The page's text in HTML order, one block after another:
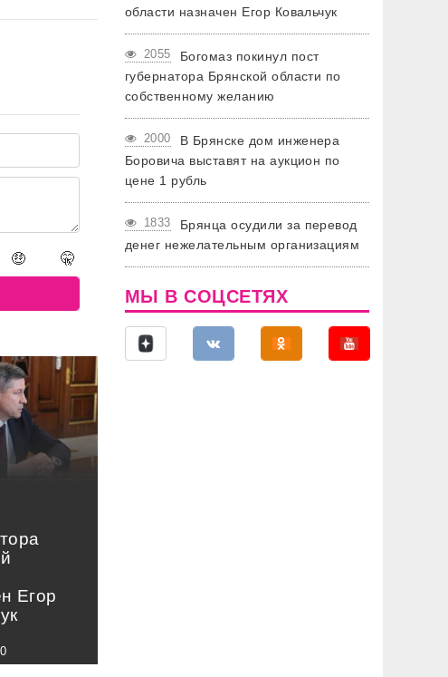
🤑 🤫
Егор
0
области назначен Егор Ковальчук
2055
Богомаз покинул пост
губернатора Брянской области по
собственному желанию
2000
В Брянске дом инженера
Боровича выставят на аукцион по
цене 1 рубль
1833
Брянца осудили за перевод
денег нежелательным организациям
МЫ В СОЦСЕТЯХ